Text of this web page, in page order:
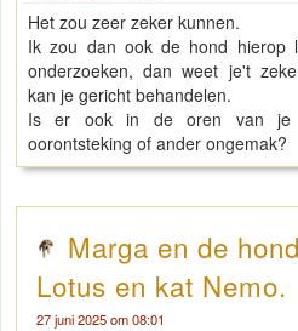
Het zou zeer zeker kunnen.
Ik zou dan ook de hond hierop
onderzoeken, dan weet je't
kan je gericht behandelen.
Is er ook in de oren van je
oorontsteking of ander ongemak?
Marga en de
Lotus en kat Nemo.
27 juni 2025 om 08:01